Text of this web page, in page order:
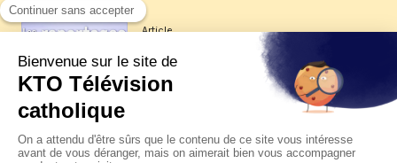
Article
Les reportages d'été 2026 de KTO
La visite pastorale du pape Léon
XIV à Assise à suivre sur KTO le
jeudi 6 août